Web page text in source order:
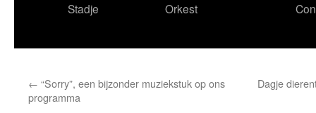
Stadje
Orkest
← “Sorry”, een bijzonder muziekstuk op ons
programma
Dagje